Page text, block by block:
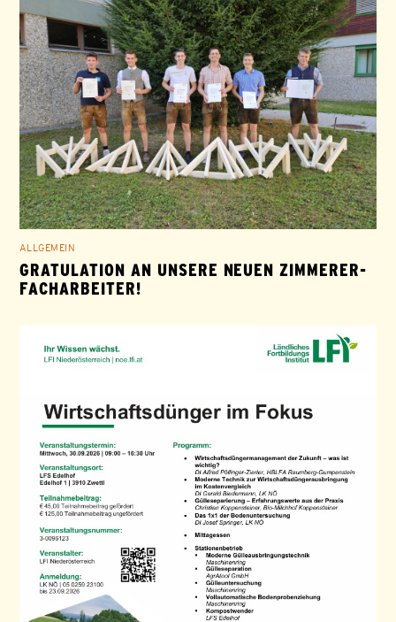
ALLGEMEIN
GRATULATION AN UNSERE NEUEN ZIMMERER-
FACHARBEITER!